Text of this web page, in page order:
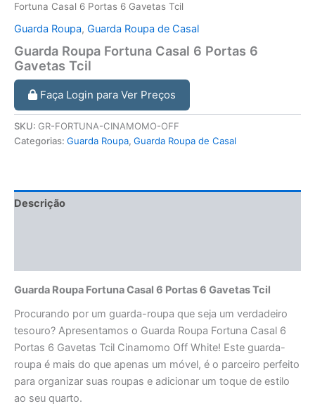
Fortuna Casal 6 Portas 6 Gavetas Tcil
Guarda Roupa, Guarda Roupa de Casal
Guarda Roupa Fortuna Casal 6 Portas 6
Gavetas Tcil
Faça Login para Ver Preços
SKU: GR-FORTUNA-CINAMOMO-OFF
Categorias: Guarda Roupa, Guarda Roupa de Casal
Descrição
Guarda Roupa Fortuna Casal 6 Portas 6 Gavetas Tcil
Procurando por um guarda-roupa que seja um verdadeiro
tesouro? Apresentamos o Guarda Roupa Fortuna Casal 6
Portas 6 Gavetas Tcil Cinamomo Off White! Este guarda-
roupa é mais do que apenas um móvel, é o parceiro perfeito
para organizar suas roupas e adicionar um toque de estilo
ao seu quarto.